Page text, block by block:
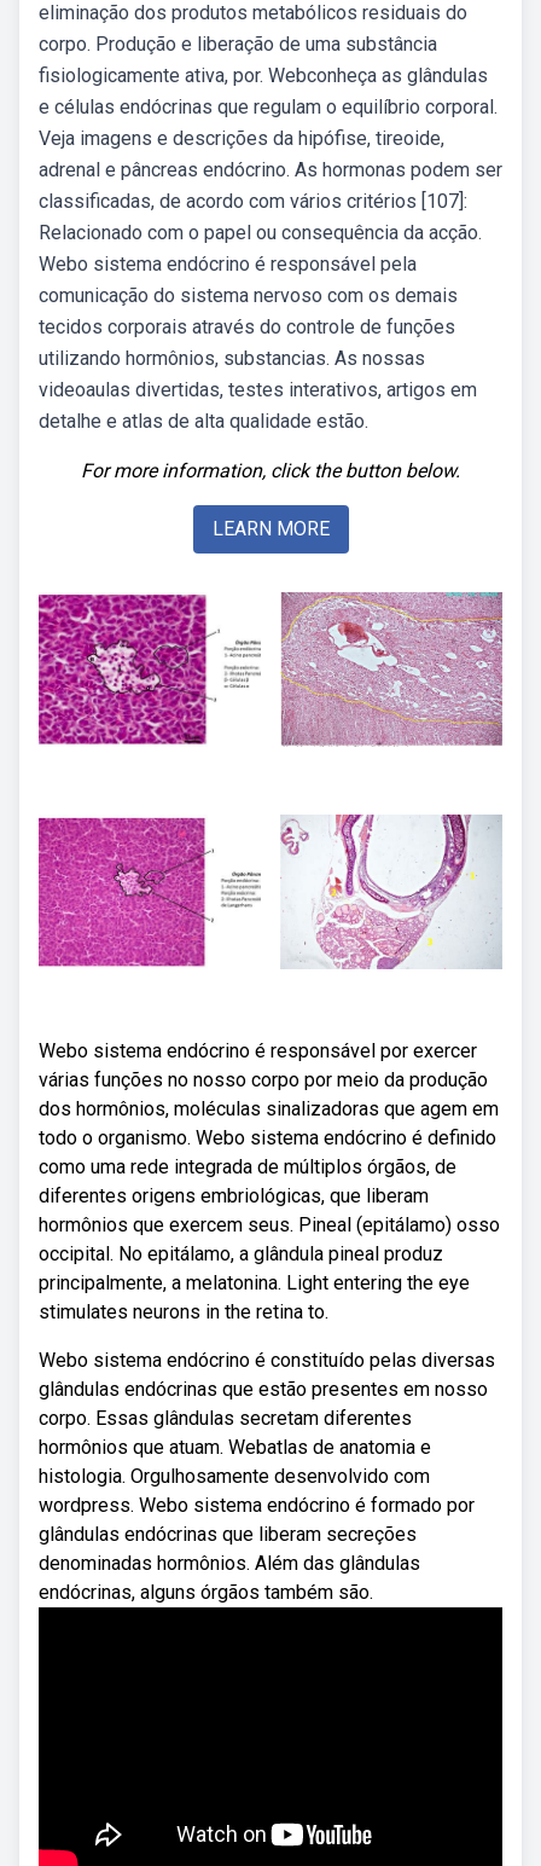
eliminação dos produtos metabólicos residuais do
corpo. Produção e liberação de uma substância
fisiologicamente ativa, por. Webconheça as glândulas
e células endócrinas que regulam o equilíbrio corporal.
Veja imagens e descrições da hipófise, tireoide,
adrenal e pâncreas endócrino. As hormonas podem ser
classificadas, de acordo com vários critérios [107]:
Relacionado com o papel ou consequência da acção.
Webo sistema endócrino é responsável pela
comunicação do sistema nervoso com os demais
tecidos corporais através do controle de funções
utilizando hormônios, substancias. As nossas
videoaulas divertidas, testes interativos, artigos em
detalhe e atlas de alta qualidade estão.
For more information, click the button below.
LEARN MORE
Webo sistema endócrino é responsável por exercer
várias funções no nosso corpo por meio da produção
dos hormônios, moléculas sinalizadoras que agem em
todo o organismo. Webo sistema endócrino é definido
como uma rede integrada de múltiplos órgãos, de
diferentes origens embriológicas, que liberam
hormônios que exercem seus. Pineal (epitálamo) osso
occipital. No epitálamo, a glândula pineal produz
principalmente, a melatonina. Light entering the eye
stimulates neurons in the retina to.
Webo sistema endócrino é constituído pelas diversas
glândulas endócrinas que estão presentes em nosso
corpo. Essas glândulas secretam diferentes
hormônios que atuam. Webatlas de anatomia e
histologia. Orgulhosamente desenvolvido com
wordpress. Webo sistema endócrino é formado por
glândulas endócrinas que liberam secreções
denominadas hormônios. Além das glândulas
endócrinas, alguns órgãos também são.